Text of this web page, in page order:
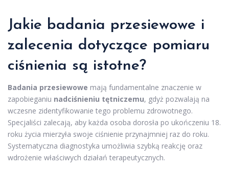
Jakie badania przesiewowe i
zalecenia dotyczące pomiaru
ciśnienia są istotne?
Badania przesiewowe mają fundamentalne znaczenie w
zapobieganiu nadciśnieniu tętniczemu, gdyż pozwalają na
wczesne zidentyfikowanie tego problemu zdrowotnego.
Specjaliści zalecają, aby każda osoba dorosła po ukończeniu 18.
roku życia mierzyła swoje ciśnienie przynajmniej raz do roku.
Systematyczna diagnostyka umożliwia szybką reakcję oraz
wdrożenie właściwych działań terapeutycznych.